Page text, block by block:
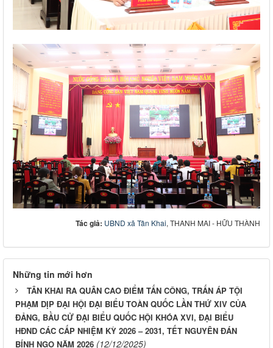
Tác giả: UBND xã Tân Khai, THANH MAI - HỮU THÀNH
Những tin mới hơn
TÂN KHAI RA QUÂN CAO ĐIỂM TẤN CÔNG, TRẤN ÁP TỘI
PHẠM DỊP ĐẠI HỘI ĐẠI BIỂU TOÀN QUỐC LẦN THỨ XIV CỦA
ĐẢNG, BẦU CỬ ĐẠI BIỂU QUỐC HỘI KHÓA XVI, ĐẠI BIỂU
HĐND CÁC CẤP NHIỆM KỲ 2026 – 2031, TẾT NGUYÊN ĐÁN
BÍNH NGỌ NĂM 2026 (12/12/2025)